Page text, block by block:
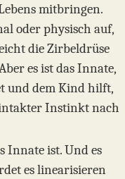
mitbringen.
oder physisch auf,
die Zirbeldrüse
es ist das Innate,
und dem Kind hilft,
Instinkt nach
Innate ist. Und es
es linearisieren